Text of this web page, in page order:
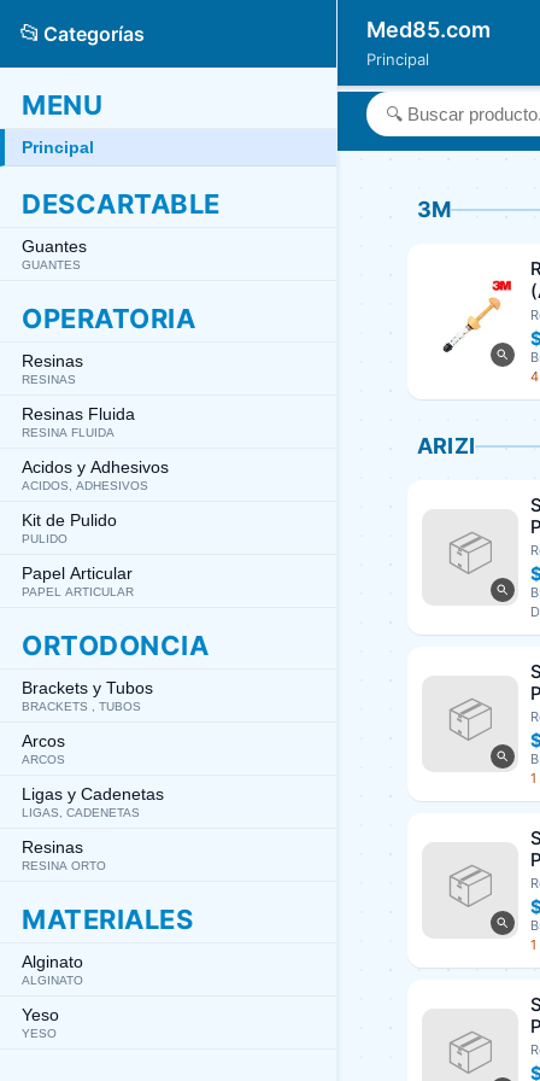
Med85.com
Principal
3M
ARIZI
📂 Categorías
MENU
Principal
DESCARTABLE
Guantes
GUANTES
OPERATORIA
Resinas
RESINAS
Resinas Fluida
RESINA FLUIDA
Acidos y Adhesivos
ACIDOS, ADHESIVOS
Kit de Pulido
PULIDO
Papel Articular
PAPEL ARTICULAR
ORTODONCIA
Brackets y Tubos
BRACKETS , TUBOS
Arcos
ARCOS
Ligas y Cadenetas
LIGAS, CADENETAS
Resinas
RESINA ORTO
MATERIALES
Alginato
ALGINATO
Yeso
YESO